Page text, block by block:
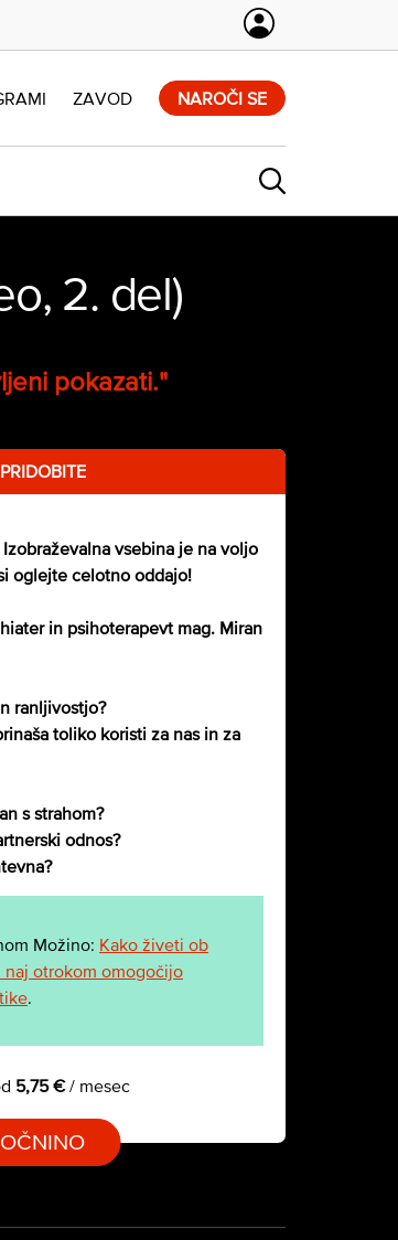
ZAVOD NAROČI SE
2. del)
pokazati."
vsebina je na voljo
oglejte celotno oddajo!
in psihoterapevt mag. Miran
ranljivostjo?
toliko koristi za nas in za
s strahom?
odnos?
Možino: Kako živeti ob
naj otrokom omogočijo
.
5,75 €/ mesec